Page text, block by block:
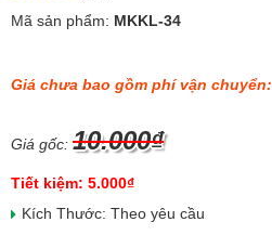
Mã sản phẩm: MKKL-34
Giá chưa bao gồm phí vận chuyển:
Giá gốc: 10.000₫
Tiết kiệm: 5.000₫
Kích Thước: Theo yêu cầu